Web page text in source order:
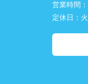
営業時間：
定休日：